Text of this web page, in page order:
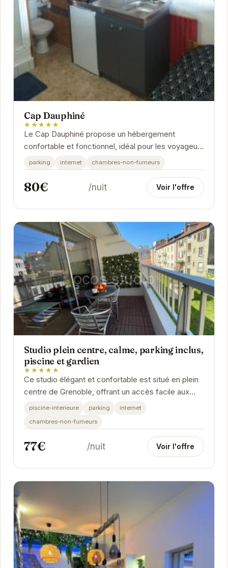
Cap Dauphiné
★★★★★
Le Cap Dauphiné propose un hébergement
confortable et fonctionnel, idéal pour les voyageurs
d'affaires ou de loisirs. Sa situation géographique...
parking internet chambres-non-fumeurs
80€ /nuit Voir l'offre
Studio plein centre, calme, parking inclus,
piscine et gardien
★★★★★
Ce studio élégant et confortable est situé en plein
centre de Grenoble, offrant un accès facile aux
attractions de la ville. Avec une piscine...
piscine-interieure parking
internet
chambres-non-fumeurs
77€ /nuit Voir l'offre